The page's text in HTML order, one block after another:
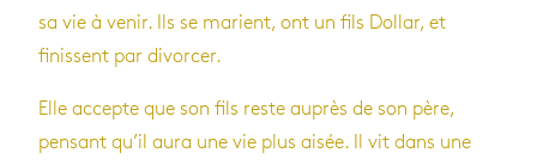
sa vie à venir. Ils se marient, ont un fils Dollar, et
finissent par divorcer.
Elle accepte que son fils reste auprès de son père,
pensant qu’il aura une vie plus aisée. Il vit dans une